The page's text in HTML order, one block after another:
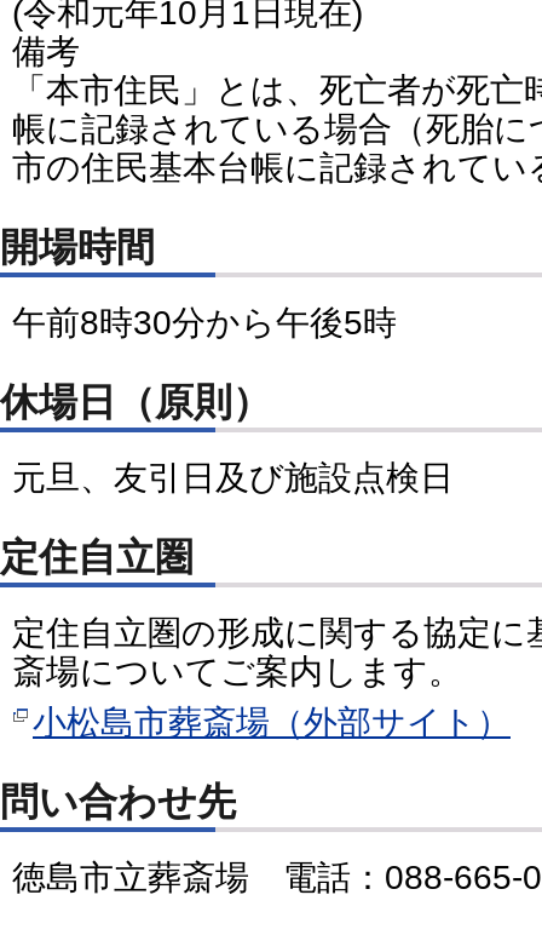
(令和元年10月1日現在)
備考
「本市住民」とは、死亡者が死
帳に記録されている場合（死胎
市の住民基本台帳に記録されてい
開場時間
午前8時30分から午後5時
休場日（原則）
元旦、友引日及び施設点検日
定住自立圏
定住自立圏の形成に関する協定に
斎場についてご案内します。
小松島市葬斎場（外部サイト）
問い合わせ先
徳島市立葬斎場 電話：088-665-